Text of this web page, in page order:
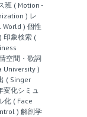
班 ( Motion -
) レ
World ) 個性
印象検索 (
空間・歌詞
University )
( Singer
変化シミュ
化 ( Face
) 解剖学